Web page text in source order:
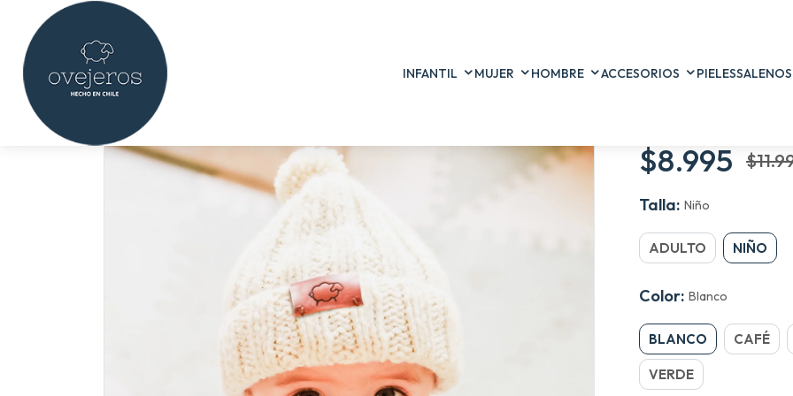
SALTAR AL CONTENIDO
todo Chile sobre $60.000
INFANTIL MUJER HOMBRE ACCESORIOS PIELESSALE
Inicio Gorros de lana
$8.995
Talla: Niño
ADULTO NIÑO
Color: Blanco
BLANCO CAFÉ
VERDE